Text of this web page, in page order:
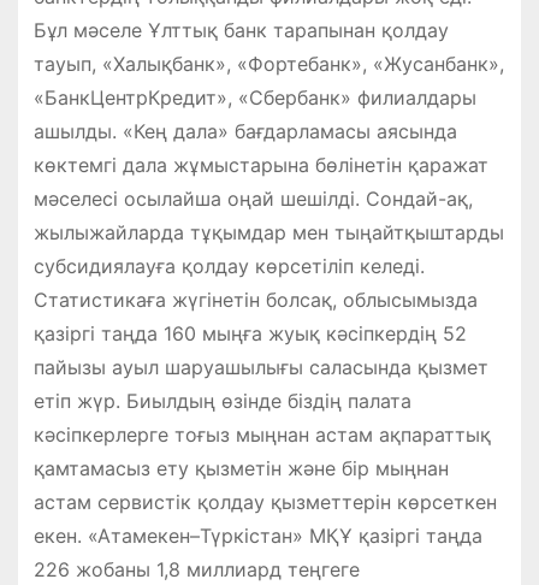
Бұл мәселе Ұлттық банк тарапынан қолдау
тауып, «Халықбанк», «Фортебанк», «Жусанбанк»,
«БанкЦентрКредит», «Сбербанк» филиалдары
ашылды. «Кең дала» бағдарламасы аясында
көктемгі дала жұмыстарына бөлінетін қаражат
мәселесі осылайша оңай шешілді. Сондай-ақ,
жылыжайларда тұқымдар мен тыңайтқыштарды
субсидиялауға қолдау көрсетіліп келеді.
Статистикаға жүгінетін болсақ, облысымызда
қазіргі таңда 160 мыңға жуық кәсіпкердің 52
пайызы ауыл шаруашылығы саласында қызмет
етіп жүр. Биылдың өзінде біздің палата
кәсіпкерлерге тоғыз мыңнан астам ақпараттық
қамтамасыз ету қызметін және бір мыңнан
астам сервистік қолдау қызметтерін көрсеткен
екен. «Атамекен–Түркістан» МҚҰ қазіргі таңда
226 жобаны 1,8 миллиард теңгеге